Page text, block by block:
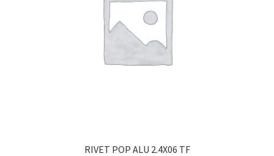
RIVET POP ALU 2.4X06 TF